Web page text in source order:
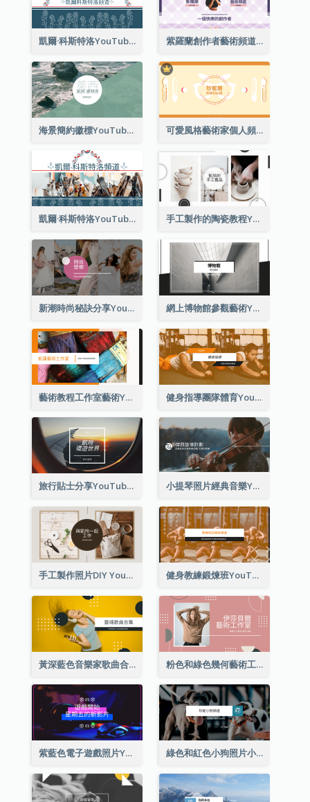
凱爾·科斯特洛YouTube頻道圖片2 紫羅蘭創作者藝術頻道Youtube頻道圖片
海景簡約徽標YouTube頻道圖片 可愛風格藝術家個人頻道標誌Youtube頻道圖片
凱爾·科斯特洛YouTube頻道圖片 手工製作的陶瓷教程YouTube頻道圖片
新潮時尚秘訣分享YouTube頻道圖片 網上博物館參觀藝術YouTube頻道圖片
藝術教程工作室藝術YouTube頻道圖片 健身指導團隊體育YouTube頻道圖片
旅行貼士分享YouTube頻道圖片 小提琴照片經典音樂YouTube頻道圖片
手工製作照片DIY YouTube頻道圖片 健身教練鍛煉班YouTube頻道圖片
黃深藍色音樂家歌曲合集YouTube頻道圖片 粉色和綠色幾何藝術工作室YouTube頻道圖片
紫藍色電子遊戲照片YouTube頻道圖片 綠色和紅色小狗照片小狗影音網誌 YouTube頻道圖片